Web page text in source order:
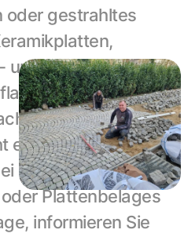
oder gestrahltes
und Platten, die
und
einem die
einfach. Wir
der Wahl des
Plattenbelages
informieren Sie